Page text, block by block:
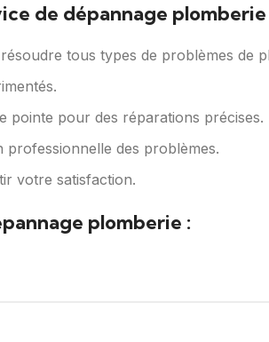
de dépannage plomberie
tous types de problèmes de
pointe pour des réparations précises.
professionnelle des problèmes.
votre satisfaction.
plomberie :